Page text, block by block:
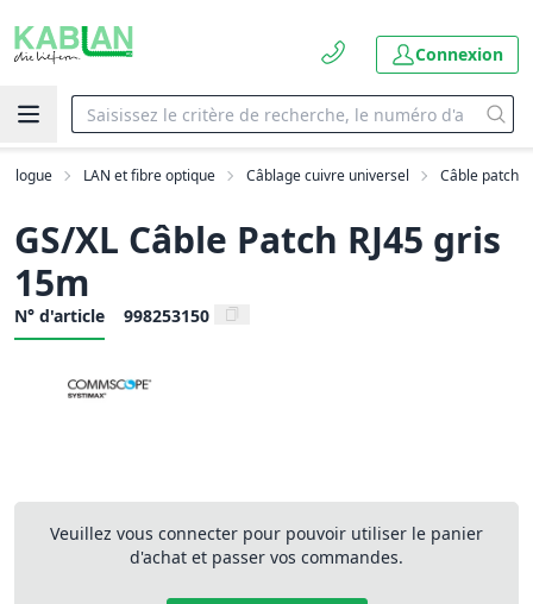
Connexion
LAN et fibre optique Câblage cuivre universel Câble patch
GS/XL Câble Patch RJ45 gris
15m
N° d'article 998253150
Veuillez vous connecter pour pouvoir utiliser le panier
d'achat et passer vos commandes.